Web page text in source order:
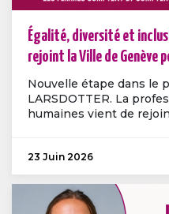
Égalité, diversité et
rejoint la Ville de Genève
Nouvelle étape dans le
LARSDOTTER. La
humaines vient de
23 Juin 2026